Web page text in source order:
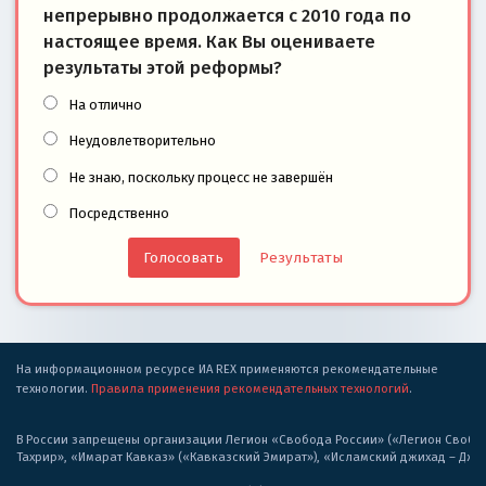
непрерывно продолжается с 2010 года по
настоящее время. Как Вы оцениваете
результаты этой реформы?
На отлично
Неудовлетворительно
Не знаю, поскольку процесс не завершён
Посредственно
Результаты
На информационном ресурсе ИА REX применяются рекомендательные
технологии. Правила применения рекомендательных технологий.
В России запрещены организации Легион «Свобода России» («Легион
Тахрир», «Имарат Кавказ» («Кавказский Эмират»), «Исламский джихад –